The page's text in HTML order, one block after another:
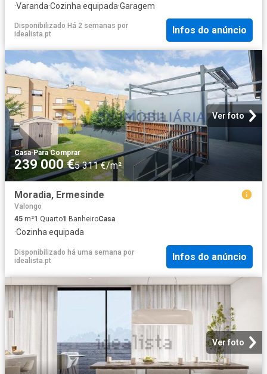
·Varanda·Cozinha equipada·Garagem
Disponibilizado Há 2 semanas por
idealista.pt
Infos do anúncio
Ver foto
Casa· Para Comprar
239 000 €5 311 €/m²
Moradia, Ermesinde
Valongo
45 m²1 Quarto1 BanheiroCasa
·Cozinha equipada
Disponibilizado há uma semana por
idealista.pt
Infos do anúncio
Ver foto